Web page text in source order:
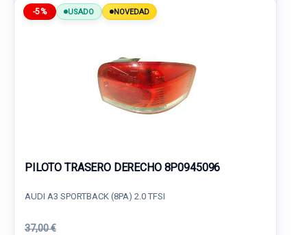
-5% USADO NOVEDAD
PILOTO TRASERO DERECHO 8P0945096
AUDI A3 SPORTBACK (8PA) 2.0 TFSI
37,00 €